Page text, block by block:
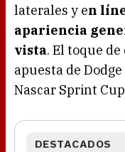
laterales y en
apariencia
vista. El toque
apuesta de
Nascar Sprint
DESTACADOS